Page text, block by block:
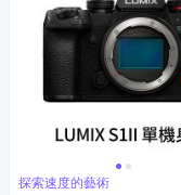
探索速度的藝術